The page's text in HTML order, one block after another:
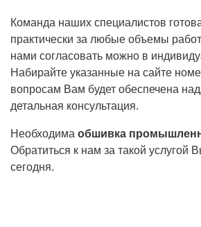
Команда наших специалистов
практически за любые объемы
нами согласовать можно в
Набирайте указанные на сайте
вопросам Вам будет обеспечена
детальная консультация.
Необходима обшивка
Обратиться к нам за такой услугой
сегодня.